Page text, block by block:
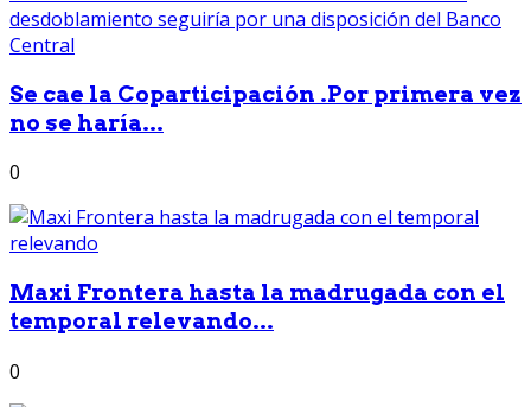
Se cae la Coparticipación .Por primera vez
no se haría...
0
Maxi Frontera hasta la madrugada con el
temporal relevando...
0